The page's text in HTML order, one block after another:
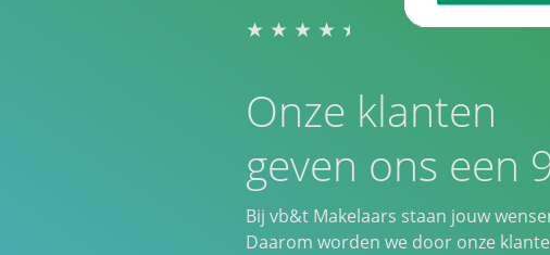
Onze klanten
geven ons een
Bij vb&t Makelaars staan jouw
Daarom worden we door onze